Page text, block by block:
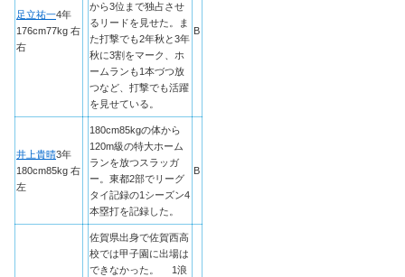
足立祐一4年
176cm77kg 右
右
から3位まで独占させ
るリードを見せた。ま
た打撃でも2年秋と3年
秋に3割をマーク、ホ
ームランも1本づつ放
つなど、打撃でも活躍
を見せている。
B
井上貴晴3年
180cm85kg 右
左
180cm85kgの体から
120m級の特大ホーム
ランを放つスラッガ
ー。東都2部でリーグ
タイ記録の1シーズン4
本塁打を記録した。
B
佐賀県出身で佐賀西高
校では甲子園に出場は
できなかった。 1浪